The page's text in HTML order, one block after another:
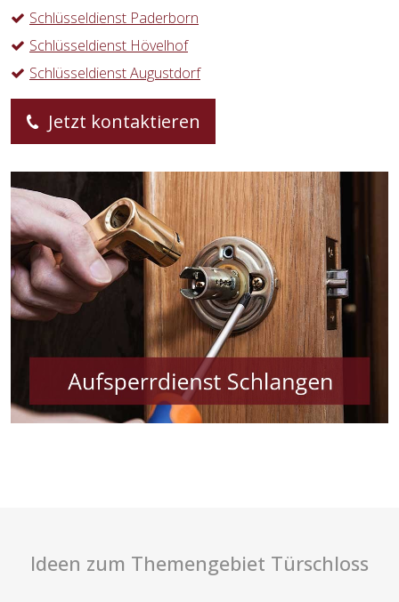
Schlüsseldienst Paderborn
Schlüsseldienst Hövelhof
Schlüsseldienst Augustdorf
Jetzt kontaktieren
Ideen zum Themengebiet Türschloss